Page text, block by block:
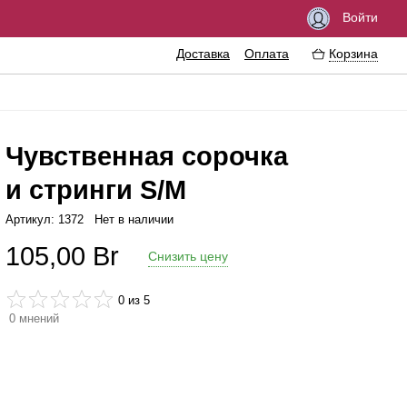
Войти
Доставка Оплата Корзина
средства
гигиена
масла
Эротические сувениры
Чувственная сорочка
и стринги S/M
Артикул: 1372 Нет в наличии
105,00 Br Снизить цену
0 из 5
0 мнений